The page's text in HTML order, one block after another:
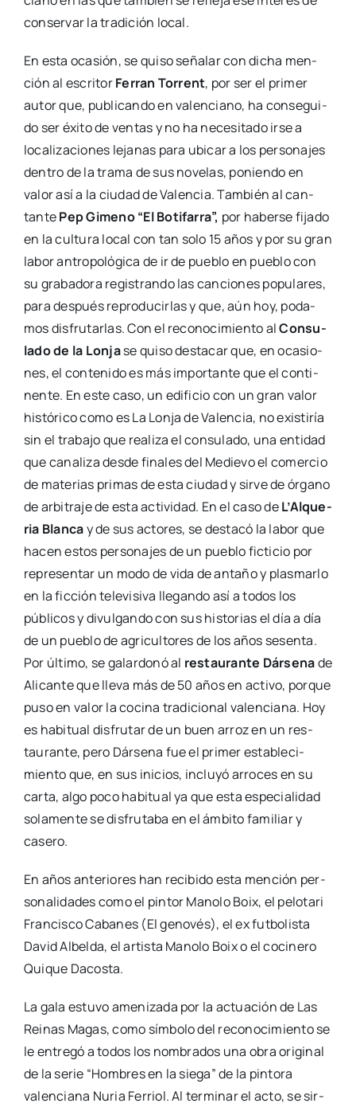
con­ser­var la tra­di­ción local.
En esta oca­sión, se qui­so seña­lar con dicha men­
ción al escri­torFerran Torrent, por ser el pri­mer
autor que, publi­can­do en valen­ciano, ha con­se­gui­
do ser éxi­to de ven­tas y no ha nece­si­ta­do irse a
loca­li­za­cio­nes leja­nas para ubi­car a los per­so­na­jes
den­tro de la tra­ma de sus nove­las, ponien­do en
valor así a la ciu­dad de Valen­cia. Tam­bién al can­
tan­tePep Gimeno “El Boti­fa­rra”, por haber­se fija­do
en la cul­tu­ra local con tan solo 15 años y por su gran
labor antro­po­ló­gi­ca de ir de pue­blo en pue­blo con
su gra­ba­do­ra regis­tran­do las can­cio­nes popu­la­res,
para des­pués repro­du­cir­las y que, aún hoy, poda­
mos dis­fru­tar­las. Con el reco­no­ci­mien­to alCon­su­
la­do de la Lon­jase qui­so des­ta­car que, en oca­sio­
nes, el con­te­ni­do es más impor­tan­te que el con­ti­
nen­te. En este caso, un edi­fi­cio con un gran valor
his­tó­ri­co como es La Lon­ja de Valen­cia, no exis­ti­ría
sin el tra­ba­jo que rea­li­za el con­su­la­do, una enti­dad
que cana­li­za des­de fina­les del Medie­vo el comer­cio
de mate­rias pri­mas de esta ciu­dad y sir­ve de órgano
de arbi­tra­je de esta acti­vi­dad. En el caso deL’Al­que­
ria Blan­cay de sus acto­res, se des­ta­có la labor que
hacen estos per­so­na­jes de un pue­blo fic­ti­cio por
repre­sen­tar un modo de vida de anta­ño y plas­mar­lo
en la fic­ción tele­vi­si­va lle­gan­do así a todos los
públi­cos y divul­gan­do con sus his­to­rias el día a día
de un pue­blo de agri­cul­to­res de los años sesen­ta.
Por últi­mo, se galar­do­nó al res­tau­ran­te Dár­se­nade
Ali­can­te que lle­va más de 50 años en acti­vo, por­que
puso en valor la coci­na tra­di­cio­nal valen­cia­na. Hoy
es habi­tual dis­fru­tar de un buen arroz en un res­
tau­ran­te, pero Dár­se­na fue el pri­mer esta­ble­ci­
mien­to que, en sus ini­cios, inclu­yó arro­ces en su
car­ta, algo poco habi­tual ya que esta espe­cia­li­dad
sola­men­te se dis­fru­ta­ba en el ámbi­to fami­liar y
case­ro.
En años ante­rio­res han reci­bi­do esta men­ción per­
so­na­li­da­des como el pin­tor Mano­lo Boix, el pelo­ta­ri
Fran­cis­co Caba­nes (El geno­vés), el ex fut­bo­lis­ta
David Albel­da, el artis­ta Mano­lo Boix o el coci­ne­ro
Qui­que Dacos­ta.
La gala estu­vo ame­ni­za­da por la actua­ción de Las
Rei­nas Magas, como sím­bo­lo del reco­no­ci­mien­to se
le entre­gó a todos los nom­bra­dos una obra ori­gi­nal
de la serie “Hom­bres en la sie­ga” de la pin­to­ra
valen­cia­na Nuria Ferriol. Al ter­mi­nar el acto, se sir­